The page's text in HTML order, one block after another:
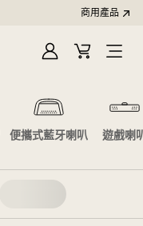
商用產品
登
購
便攜式藍牙喇叭 遊戲喇